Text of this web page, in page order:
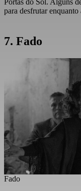
Portas do Sol. Alguns
para desfrutar
7. Fado
Fado